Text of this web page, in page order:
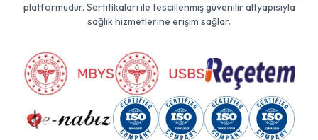
platformudur. Sertifikaları ile tescillenmiş güvenilir altyapısıyla
sağlık hizmetlerine erişim sağlar.